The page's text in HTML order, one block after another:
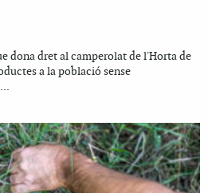
dona dret al camperolat de l'Horta de
a la població sense